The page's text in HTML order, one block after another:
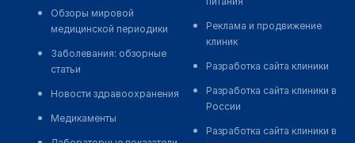
Обзоры мировой
медицинской периодики
Заболевания: обзорные
статьи
Новости здравоохранения
Медикаменты
Реклама и продвижение
клиник
Разработка сайта клиники
Разработка сайта клиники в
России
Разработка сайта клиники в